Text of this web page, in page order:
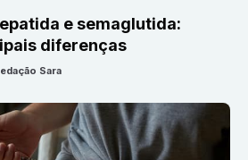
e semaglutida:
diferenças
Sara